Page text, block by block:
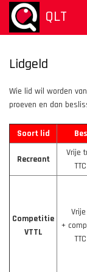
Skip
main
QLT
Lidgeld
Wie lid wil worden
proeven en dan
Soort lid
Recreant
Vrije
Competitie
VTTL
+